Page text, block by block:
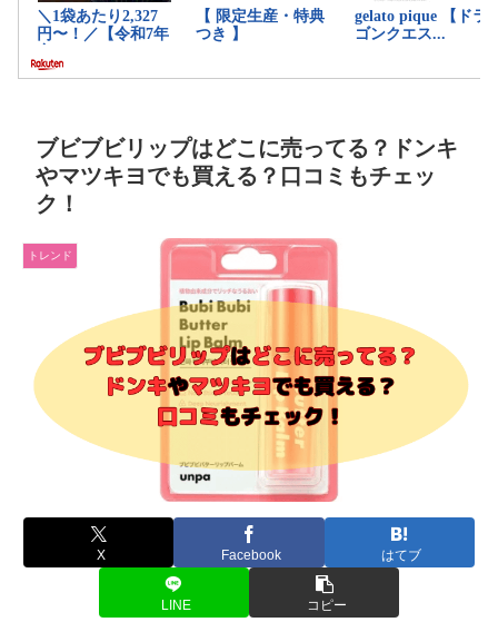
ブビブビリップはどこに売ってる？ドンキ
やマツキヨでも買える？口コミもチェッ
ク！
トレンド
X Facebook はてブ
LINE コピー